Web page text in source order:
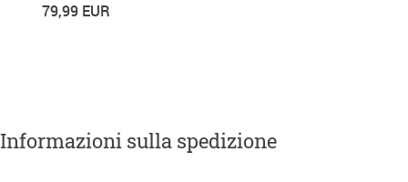
79,99 EUR
Informazioni sulla spedizione